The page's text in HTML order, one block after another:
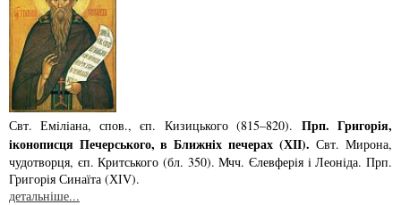
Свт. Емiлiана, спов., єп. Кизицького (815–820). Прп. Григорiя,
iконописця Печер­ського, в Ближнiх печерах (ХІІ). Свт. Мирона,
чудотворця, єп. Критського­ (бл. 350). Мчч. Єлев­ферiя i Леонiда. Прп.
Григорiя Синаїта (ХІV).
детальніше...